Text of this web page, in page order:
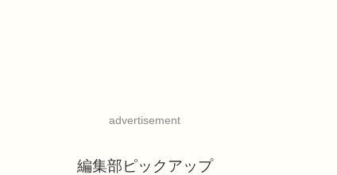
advertisement
編集部ピックアップ